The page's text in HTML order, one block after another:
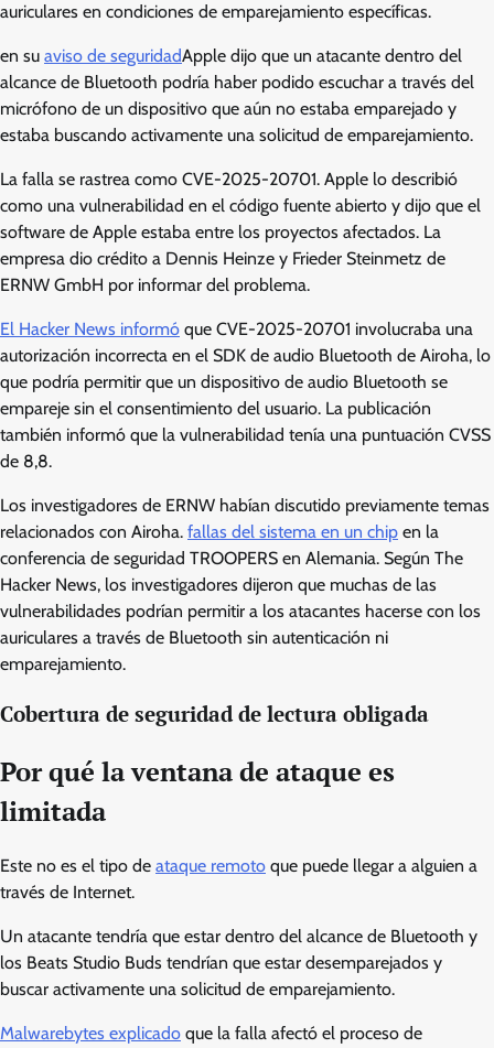
auriculares en condiciones de emparejamiento específicas.
en su aviso de seguridadApple dijo que un atacante dentro del
alcance de Bluetooth podría haber podido escuchar a través del
micrófono de un dispositivo que aún no estaba emparejado y
estaba buscando activamente una solicitud de emparejamiento.
La falla se rastrea como CVE-2025-20701. Apple lo describió
como una vulnerabilidad en el código fuente abierto y dijo que el
software de Apple estaba entre los proyectos afectados. La
empresa dio crédito a Dennis Heinze y Frieder Steinmetz de
ERNW GmbH por informar del problema.
El Hacker News informó que CVE-2025-20701 involucraba una
autorización incorrecta en el SDK de audio Bluetooth de Airoha, lo
que podría permitir que un dispositivo de audio Bluetooth se
empareje sin el consentimiento del usuario. La publicación
también informó que la vulnerabilidad tenía una puntuación CVSS
de 8,8.
Los investigadores de ERNW habían discutido previamente temas
relacionados con Airoha. fallas del sistema en un chip en la
conferencia de seguridad TROOPERS en Alemania. Según The
Hacker News, los investigadores dijeron que muchas de las
vulnerabilidades podrían permitir a los atacantes hacerse con los
auriculares a través de Bluetooth sin autenticación ni
emparejamiento.
Cobertura de seguridad de lectura obligada
Por qué la ventana de ataque es
limitada
Este no es el tipo de ataque remoto que puede llegar a alguien a
través de Internet.
Un atacante tendría que estar dentro del alcance de Bluetooth y
los Beats Studio Buds tendrían que estar desemparejados y
buscar activamente una solicitud de emparejamiento.
Malwarebytes explicado que la falla afectó el proceso de